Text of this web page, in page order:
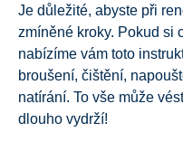
Je důležité, abyste při
zmíněné kroky. Pokud si
nabízíme vám toto
broušení, čištění,
natírání. To vše může
dlouho vydrží!